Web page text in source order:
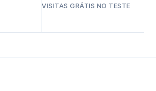
VISITAS GRÁTIS NO TESTE